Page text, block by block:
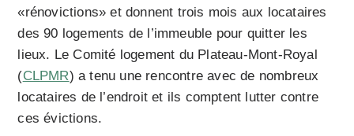
«rénovictions» et donnent trois mois aux locataires
des 90 logements de l’immeuble pour quitter les
lieux. Le Comité logement du Plateau-Mont-Royal
(CLPMR) a tenu une rencontre avec de nombreux
locataires de l’endroit et ils comptent lutter contre
ces évictions.